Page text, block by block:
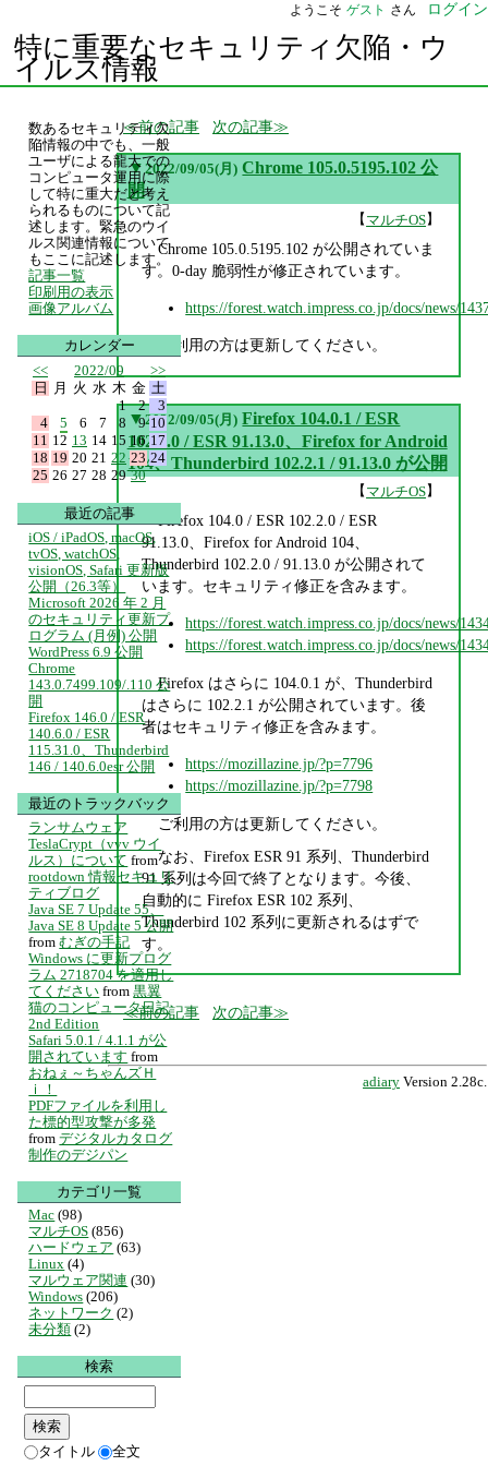
ようこそ ゲスト さん ログイン
特に重要なセキュリティ欠陥・ウ
イルス情報
前の記事 次の記事
▼ 2022/09/05(月) Chrome 105.0.5195.102 公
開
【マルチOS】
Chrome 105.0.5195.102 が公開されていま
す。0-day 脆弱性が修正されています。
https://forest.watch.impress.co.jp/docs/news/
ご利用の方は更新してください。
▼2022/09/05(月) Firefox 104.0.1 / ESR
102.2.0 / ESR 91.13.0、Firefox for Android
104、Thunderbird 102.2.1 / 91.13.0 が公開
【 マルチOS】
Firefox 104.0 / ESR 102.2.0 / ESR
91.13.0、Firefox for Android 104、
Thunderbird 102.2.0 / 91.13.0 が公開されて
います。セキュリティ修正を含みます。
https://forest.watch.impress.co.jp/docs/news/
https://forest.watch.impress.co.jp/docs/news/
Firefox はさらに 104.0.1 が、Thunderbird
はさらに 102.2.1 が公開されています。後
者はセキュリティ修正を含みます。
https://mozillazine.jp/?p=7796
https://mozillazine.jp/?p=7798
ご利用の方は更新してください。
なお、Firefox ESR 91 系列、Thunderbird
91 系列は今回で終了となります。今後、
自動的に Firefox ESR 102 系列、
Thunderbird 102 系列に更新されるはずで
す。
前の記事 次の記事
adiary Version 2.28c.
数あるセキュリティ欠
陥情報の中でも、一般
ユーザによる龍大での
コンピュータ運用に際
して特に重大だと考え
られるものについて記
述します。緊急のウイ
ルス関連情報について
もここに記述します。
記事一覧
印刷用の表示
画像アルバム
カレンダー
<<
2022/09
>>
日
月 火 水 木 金 土
1
2
3
4
5 6 7 8 9 10
11 12 13 14 15 16 17
18 19 20 21 22 23 24
25 26 27 28 29 30
最近の記事
iOS / iPadOS, macOS,
tvOS, watchOS,
visionOS, Safari 更新版
公開（26.3等）
Microsoft 2026 年 2 月
のセキュリティ更新プ
ログラム (月例) 公開
WordPress 6.9 公開
Chrome
143.0.7499.109/.110 公
開
Firefox 146.0 / ESR
140.6.0 / ESR
115.31.0、Thunderbird
146 / 140.6.0esr 公開
最近のトラックバック
ランサムウェア
TeslaCrypt（vvv ウイ
ルス）について from
rootdown 情報セキュリ
ティブログ
Java SE 7 Update 55、
Java SE 8 Update 5 公開
from むぎの手記
Windows に更新プログ
ラム 2718704 を適用し
てください from 黒翼
猫のコンピュータ日記
2nd Edition
Safari 5.0.1 / 4.1.1 が公
開されています from
おねぇ～ちゃんズＨ
ｉ！
PDFファイルを利用し
た標的型攻撃が多発
from デジタルカタログ
制作のデジパン
カテゴリ一覧
Mac (98)
マルチOS (856)
ハードウェア (63)
Linux (4)
マルウェア関連 (30)
Windows (206)
ネットワーク (2)
未分類 (2)
検索
タイトル 全文